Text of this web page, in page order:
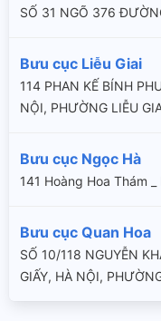
SỐ 31 NGÕ 376
Bưu cục Liễu Giai
114 PHAN KẾ BÍNH
NỘI, PHƯỜNG LIỄU
Bưu cục Ngọc Hà
141 Hoàng Hoa Thám _
Bưu cục Quan Hoa
SỐ 10/118 NGUYỄN
GIẤY, HÀ NỘI,